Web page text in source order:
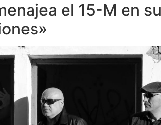
el 15-M en su